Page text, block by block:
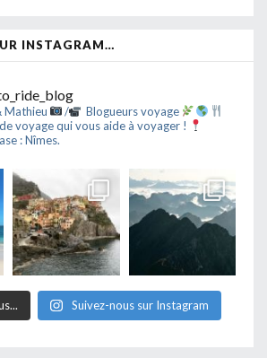
INSTAGRAM…
Mathieu /
Blogueurs voyage
voyage qui vous aide à voyager !
: Nîmes.
Suivez-nous sur Instagram